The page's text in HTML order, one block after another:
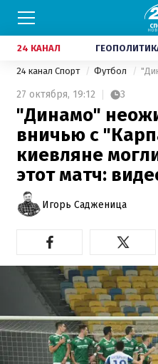
24 КАНАЛ
24 канал Спорт Футбол
27 октября, 19:12 3
"Динамо"
вничью с
киевляне
этот матч:
Игорь Садженица